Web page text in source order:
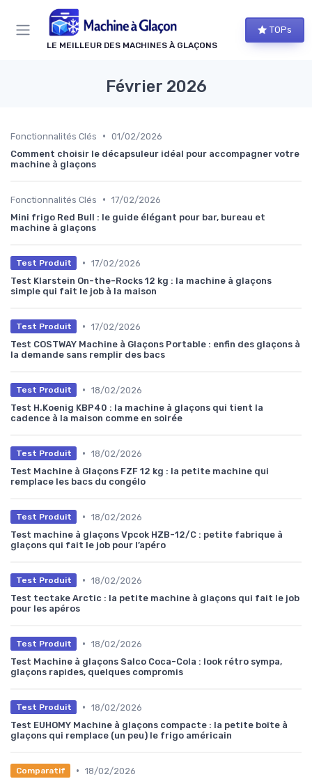
LE MEILLEUR DES MACHINES À GLAÇONS
TOPs
Février 2026
Fonctionnalités Clés • 01/02/2026
Comment choisir le décapsuleur idéal pour accompagner votre
machine à glaçons
Fonctionnalités Clés • 17/02/2026
Mini frigo Red Bull : le guide élégant pour bar, bureau et
machine à glaçons
Test Produit • 17/02/2026
Test Klarstein On-the-Rocks 12 kg : la machine à glaçons
simple qui fait le job à la maison
Test Produit • 17/02/2026
Test COSTWAY Machine à Glaçons Portable : enfin des glaçons à
la demande sans remplir des bacs
Test Produit • 18/02/2026
Test H.Koenig KBP40 : la machine à glaçons qui tient la
cadence à la maison comme en soirée
Test Produit • 18/02/2026
Test Machine à Glaçons FZF 12 kg : la petite machine qui
remplace les bacs du congélo
Test Produit • 18/02/2026
Test machine à glaçons Vpcok HZB-12/C : petite fabrique à
glaçons qui fait le job pour l’apéro
Test Produit • 18/02/2026
Test tectake Arctic : la petite machine à glaçons qui fait le job
pour les apéros
Test Produit • 18/02/2026
Test Machine à glaçons Salco Coca-Cola : look rétro sympa,
glaçons rapides, quelques compromis
Test Produit • 18/02/2026
Test EUHOMY Machine à glaçons compacte : la petite boîte à
glaçons qui remplace (un peu) le frigo américain
Comparatif • 18/02/2026
Panneau de gestion des cookies